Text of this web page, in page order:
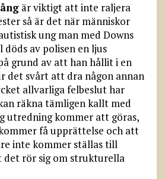
är viktigt att inte raljera
så är det när människor
ung man med Downs
av polisen en ljus
grund av att han hållit i en
det svårt att dra någon annan
allvarliga felbeslut har
räkna tämligen kallt med
utredning kommer att göras,
få upprättelse och att
inte kommer ställas till
det rör sig om strukturella